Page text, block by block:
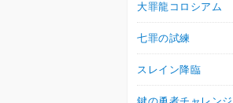
大罪龍コロシアム
七罪の試練
スレイン降臨